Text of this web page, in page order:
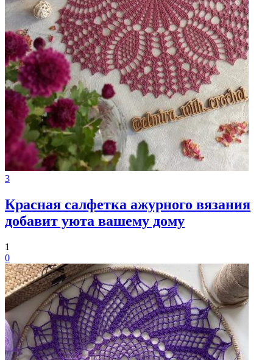
3
Красная салфетка ажурного вязания
добавит уюта вашему дому
1
0